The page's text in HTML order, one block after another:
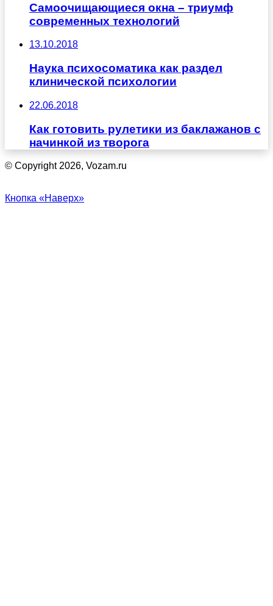
Самоочищающиеся окна – триумф
современных технологий
13.10.2018
Наука психосоматика как раздел
клинической психологии
22.06.2018
Как готовить рулетики из баклажанов с
начинкой из творога
© Copyright 2026, Vozam.ru
Кнопка «Наверх»